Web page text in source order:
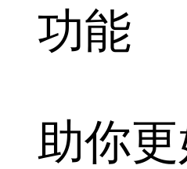
功能
助你